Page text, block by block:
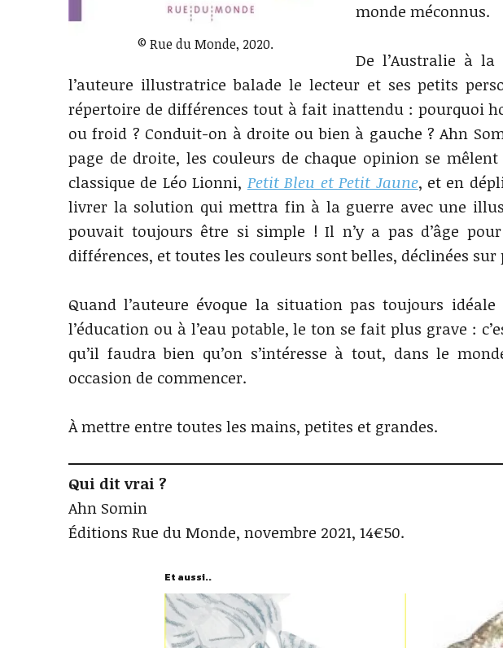
© Rue du Monde, 2020.
monde méconnus.
De l’Australie à
l’auteure illustratrice balade le lecteur et ses petits
répertoire de différences tout à fait inattendu : pourquoi
ou froid ? Conduit-on à droite ou bien à gauche ? Ahn
page de droite, les couleurs de chaque opinion se
classique de Léo Lionni, Petit Bleu et Petit Jaune, et en
livrer la solution qui mettra fin à la guerre avec une
pouvait toujours être si simple ! Il n’y a pas d’âge
différences, et toutes les couleurs sont belles, déclinées sur
Quand l’auteure évoque la situation pas toujours
l’éducation ou à l’eau potable, le ton se fait plus grave :
qu’il faudra bien qu’on s’intéresse à tout, dans le
occasion de commencer.
À mettre entre toutes les mains, petites et grandes.
Qui dit vrai ?
Ahn Somin
Éditions Rue du Monde, novembre 2021, 14€50.
Et aussi..